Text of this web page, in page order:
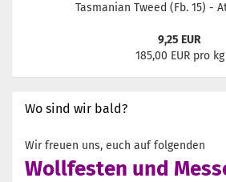
Tasmanian Tweed (Fb. 15) -
9,25 EUR
185,00 EUR pro kg
Wo sind wir bald?
Wir freuen uns, euch auf folgenden
Wollfesten und